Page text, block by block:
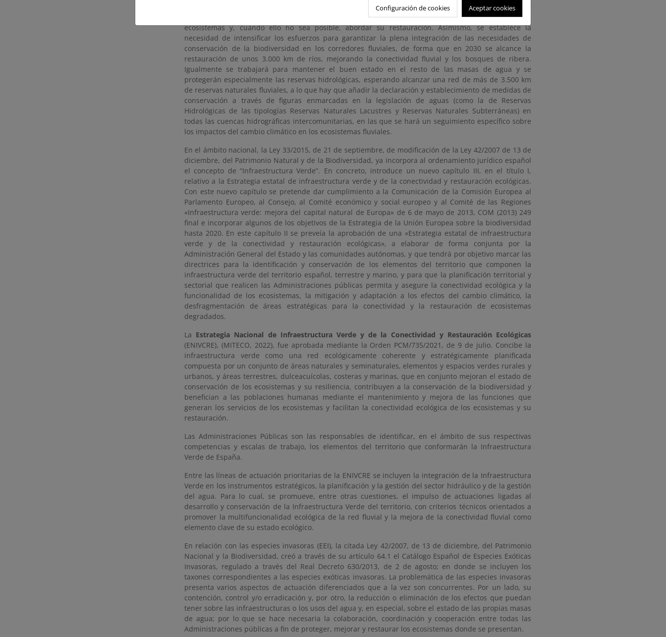
Plan Estratégico del Patrimonio Natural y de la Biodiversidad a 2030”, mediante RD
1057/2022, de 27 de diciembre. En él se prioriza la necesidad de evitar el deterioro de nuestros
ecosistemas y, cuando ello no sea posible, abordar su restauración. Asimismo, se establece la
necesidad de intensificar los esfuerzos para garantizar la plena integración de las necesidades de
conservación de la biodiversidad en los corredores fluviales, de forma que en 2030 se alcance la
restauración de unos 3.000 km de ríos, mejorando la conectividad fluvial y los bosques de ribera.
Igualmente se trabajará para mantener el buen estado en el resto de las masas de agua y se
protegerán especialmente las reservas hidrológicas, esperando alcanzar una red de más de 3.500 km
de reservas naturales fluviales, a lo que hay que añadir la declaración y establecimiento de medidas de
conservación a través de figuras enmarcadas en la legislación de aguas (como la de Reservas
Hidrológicas de las tipologías Reservas Naturales Lacustres y Reservas Naturales Subterráneas) en
todas las cuencas hidrográficas intercomunitarias, en las que se hará un seguimiento específico sobre
los impactos del cambio climático en los ecosistemas fluviales.
En el ámbito nacional, la Ley 33/2015, de 21 de septiembre, de modificación de la Ley 42/2007 de 13 de
diciembre, del Patrimonio Natural y de la Biodiversidad, ya incorpora al ordenamiento jurídico español
el concepto de “Infraestructura Verde”. En concreto, introduce un nuevo capítulo III, en el título I,
relativo a la Estrategia estatal de infraestructura verde y de la conectividad y restauración ecológicas.
Con este nuevo capítulo se pretende dar cumplimiento a la Comunicación de la Comisión Europea al
Parlamento Europeo, al Consejo, al Comité económico y social europeo y al Comité de las Regiones
«Infraestructura verde: mejora del capital natural de Europa» de 6 de mayo de 2013, COM (2013) 249
final e incorporar algunos de los objetivos de la Estrategia de la Unión Europea sobre la biodiversidad
hasta 2020. En este capítulo II se preveía la aprobación de una «Estrategia estatal de infraestructura
verde y de la conectividad y restauración ecológicas», a elaborar de forma conjunta por la
Administración General del Estado y las comunidades autónomas, y que tendrá por objetivo marcar las
directrices para la identificación y conservación de los elementos del territorio que componen la
infraestructura verde del territorio español, terrestre y marino, y para que la planificación territorial y
sectorial que realicen las Administraciones públicas permita y asegure la conectividad ecológica y la
funcionalidad de los ecosistemas, la mitigación y adaptación a los efectos del cambio climático, la
desfragmentación de áreas estratégicas para la conectividad y la restauración de ecosistemas
degradados.
La Estrategia Nacional de Infraestructura Verde y de la Conectividad y Restauración Ecológicas
(ENIVCRE), (MITECO, 2022), fue aprobada mediante la Orden PCM/735/2021, de 9 de julio. Concibe la
infraestructura verde como una red ecológicamente coherente y estratégicamente planificada
compuesta por un conjunto de áreas naturales y seminaturales, elementos y espacios verdes rurales y
urbanos, y áreas terrestres, dulceacuícolas, costeras y marinas, que en conjunto mejoran el estado de
conservación de los ecosistemas y su resiliencia, contribuyen a la conservación de la biodiversidad y
benefician a las poblaciones humanas mediante el mantenimiento y mejora de las funciones que
generan los servicios de los ecosistemas y facilitan la conectividad ecológica de los ecosistemas y su
restauración.
Las Administraciones Públicas son las responsables de identificar, en el ámbito de sus respectivas
competencias y escalas de trabajo, los elementos del territorio que conformarán la Infraestructura
Verde de España.
Entre las líneas de actuación prioritarias de la ENIVCRE se incluyen la integración de la Infraestructura
Verde en los instrumentos estratégicos, la planificación y la gestión del sector hidráulico y de la gestión
del agua. Para lo cual, se promueve, entre otras cuestiones, el impulso de actuaciones ligadas al
desarrollo y conservación de la Infraestructura Verde del territorio, con criterios técnicos orientados a
promover la multifuncionalidad ecológica de la red fluvial y la mejora de la conectividad fluvial como
elemento clave de su estado ecológico.
En relación con las especies invasoras (EEI), la citada Ley 42/2007, de 13 de diciembre, del Patrimonio
Nacional y la Biodiversidad, creó a través de su artículo 64.1 el Catálogo Español de Especies Exóticas
Invasoras, regulado a través del Real Decreto 630/2013, de 2 de agosto; en donde se incluyen los
taxones correspondientes a las especies exóticas invasoras. La problemática de las especies invasoras
presenta varios aspectos de actuación diferenciados que a la vez son concurrentes. Por un lado, su
contención, control y/o erradicación y, por otro, la reducción o eliminación de los efectos que puedan
tener sobre las infraestructuras o los usos del agua y, en especial, sobre el estado de las propias masas
de agua; por lo que se hace necesaria la colaboración, coordinación y cooperación entre todas las
Administraciones públicas a fin de proteger, mejorar y restaurar los ecosistemas donde se presentan.
Configuración de cookies Aceptar cookies